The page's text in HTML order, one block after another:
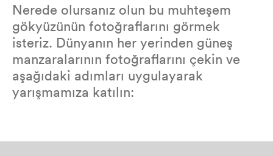
Nerede olursanız olun bu muhteşem
gökyüzünün fotoğraflarını görmek
isteriz. Dünyanın her yerinden güneş
manzaralarının fotoğraflarını çekin ve
aşağıdaki adımları uygulayarak
yarışmamıza katılın: